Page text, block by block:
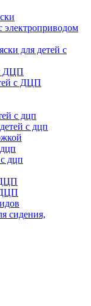
электроприводом
для детей с
ДЦП
с ДЦП
с дцп
с дцп
дцп
ДЦП
сидения,